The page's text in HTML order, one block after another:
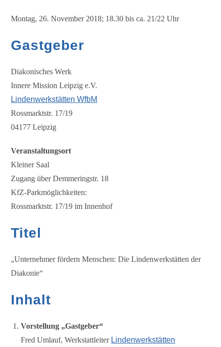
Montag, 26. November 2018; 18.30 bis ca. 21/22 Uhr
Gastgeber
Diakonisches Werk
Innere Mission Leipzig e.V.
Lindenwerkstätten WfbM
Rossmarktstr. 17/19
04177 Leipzig
Veranstaltungsort
Kleiner Saal
Zugang über Demmeringstr. 18
KfZ-Parkmöglichkeiten:
Rossmarktstr. 17/19 im Innenhof
Titel
„Unternehmer fördern Menschen: Die Lindenwerkstätten der
Diakonie“
Inhalt
Vorstellung „Gastgeber“
Fred Umlauf, Werkstattleiter Lindenwerkstätten